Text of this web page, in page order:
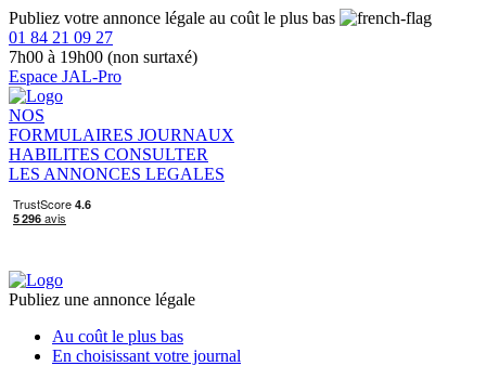
Publiez votre annonce légale au coût le plus bas
01 84 21 09 27
7h00 à 19h00 (non surtaxé)
Espace JAL-Pro
NOS
FORMULAIRES JOURNAUX
HABILITES CONSULTER
LES ANNONCES LEGALES
Publiez une annonce légale
Au coût le plus bas
En choisissant votre journal